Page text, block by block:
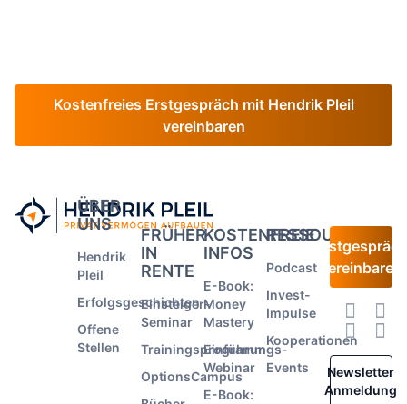
Kostenfreies Erstgespräch mit Hendrik Pleil
vereinbaren
ÜBER
UNS
Hendrik
Pleil
Erfolgsgeschichten
Offene
Stellen
FRÜHER
IN
RENTE
Einsteiger-
Seminar
Trainingsprogramm
OptionsCampus
KOSTENFREIE
INFOS
E-Book:
Money
Mastery
Einführungs-
Webinar
E-Book:
RESSOURCEN
Podcast
Invest-
Impulse
Kooperationen
Events
Erstgespräch
vereinbaren
Newsletter
Anmeldung